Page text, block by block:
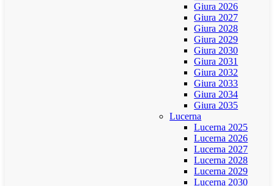
Giura 2026
Giura 2027
Giura 2028
Giura 2029
Giura 2030
Giura 2031
Giura 2032
Giura 2033
Giura 2034
Giura 2035
Lucerna
Lucerna 2025
Lucerna 2026
Lucerna 2027
Lucerna 2028
Lucerna 2029
Lucerna 2030